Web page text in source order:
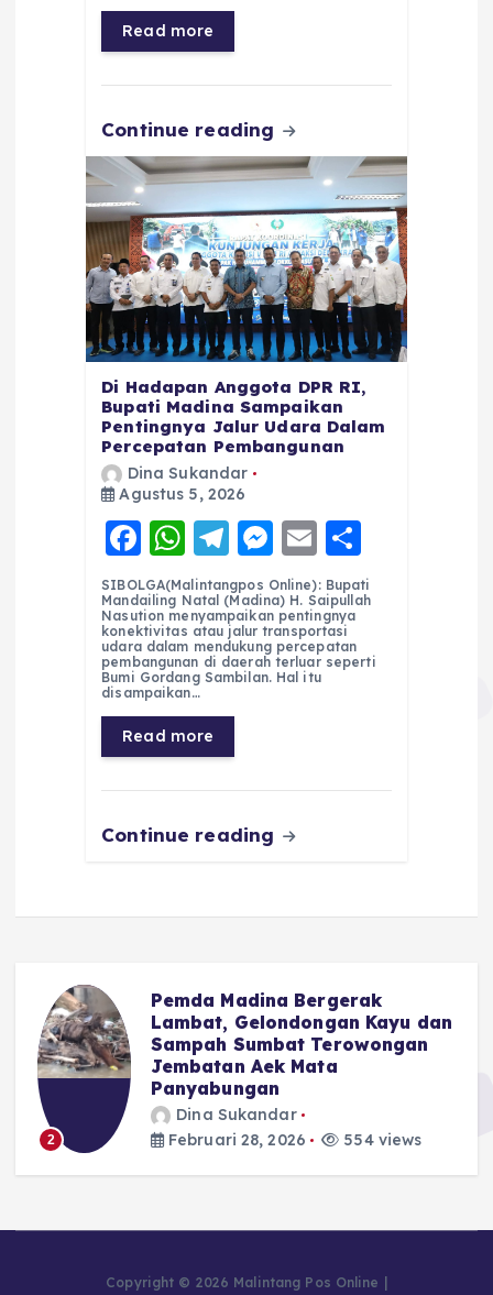
o
o
k
p
p
a
m
Read more
Continue reading
Di Hadapan Anggota DPR RI,
Bupati Madina Sampaikan
Pentingnya Jalur Udara Dalam
Percepatan Pembangunan
Dina Sukandar
Agustus 5, 2026
F
a
c
e
b
o
o
k
W
h
a
ts
A
p
p
T
el
e
g
r
a
m
M
e
ss
e
n
E
m
ai
l
h
a
re
SIBOLGA(Malintangpos Online): Bupati
Mandailing Natal (Madina) H. Saipullah
Nasution menyampaikan pentingnya
konektivitas atau jalur transportasi
udara dalam mendukung percepatan
pembangunan di daerah terluar seperti
Bumi Gordang Sambilan. Hal itu
disampaikan…
Read more
Continue reading
2
Pemda Madina Bergerak
Lambat, Gelondongan Kayu dan
Sampah Sumbat Terowongan
Jembatan Aek Mata
Panyabungan
Dina Sukandar
Februari 28, 2026
554 views
Copyright © 2026 Malintang Pos Online |